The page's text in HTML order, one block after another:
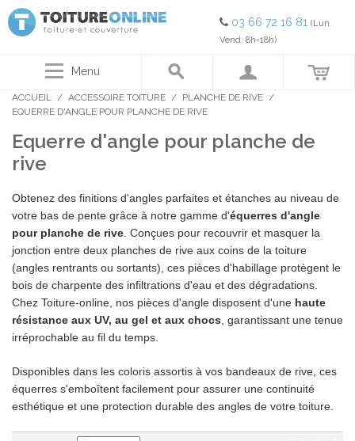
03 66 72 16 81 (Lun.
Vend. 8h-18h)
Menu
ACCUEIL / ACCESSOIRE TOITURE / PLANCHE DE RIVE /
EQUERRE D'ANGLE POUR PLANCHE DE RIVE
Equerre d'angle pour planche de
rive
Obtenez des finitions d'angles parfaites et étanches au niveau de
votre bas de pente grâce à notre gamme d'équerres d'angle
pour planche de rive . Conçues pour recouvrir et masquer la
jonction entre deux planches de rive aux coins de la toiture
(angles rentrants ou sortants), ces pièces d'habillage protègent le
bois de charpente des infiltrations d'eau et des dégradations.
Chez Toiture-online, nos pièces d'angle disposent d'une haute
résistance aux UV, au gel et aux chocs , garantissant une tenue
irréprochable au fil du temps.
Disponibles dans les coloris assortis à vos bandeaux de rive, ces
équerres s'emboîtent facilement pour assurer une continuité
esthétique et une protection durable des angles de votre toiture.